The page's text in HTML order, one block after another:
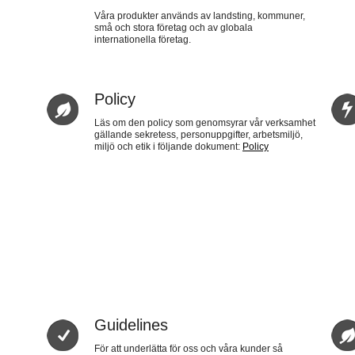
Våra produkter används av landsting, kommuner,
små och stora företag och av globala
internationella företag.
Policy
Läs om den policy som genomsyrar vår verksamhet
gällande sekretess, personuppgifter, arbetsmiljö,
miljö och etik i följande dokument: Policy
Guidelines
För att underlätta för oss och våra kunder så